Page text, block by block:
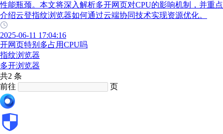
性能瓶颈。本文将深入解析多开网页对CPU的影响机制，并重点
介绍云登指纹浏览器如何通过云端协同技术实现资源优化。
2025-06-11 17:04:16
开网页特别多占用CPU吗
指纹浏览器
多开浏览器
共2 条
前往
页